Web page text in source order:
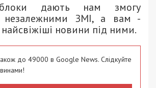
блоки дають нам змогу
незалежними ЗМІ, а вам -
новини під ними.
до 49000 в Google News. Слідкуйте